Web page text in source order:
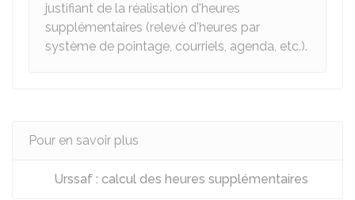
justifiant de la réalisation d'heures
supplémentaires (relevé d'heures par
système de pointage, courriels, agenda, etc.).
Pour en savoir plus
Urssaf : calcul des heures supplémentaires